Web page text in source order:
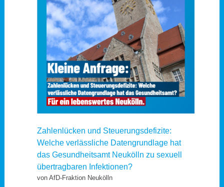
Zahlenlücken und Steuerungsdefizite:
Welche verlässliche Datengrundlage hat
das Gesundheitsamt Neukölln zu sexuell
übertragbaren Infektionen?
von AfD-Fraktion Neukölln